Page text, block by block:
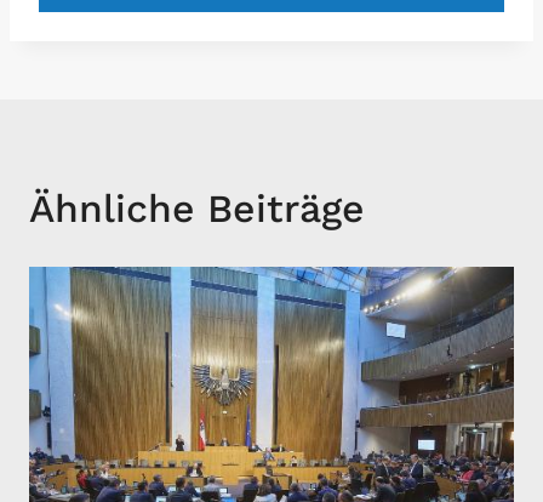
Ähnliche Beiträge